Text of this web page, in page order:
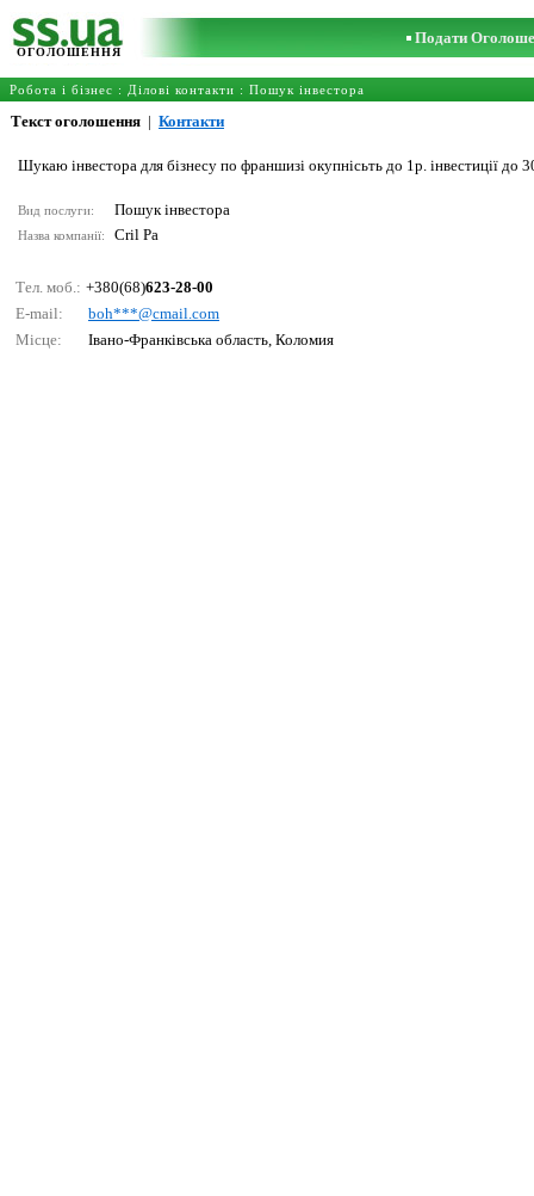
ОГОЛОШЕННЯ
Подати
Робота і бізнес : Ділові контакти : Пошук інвестора
Текст оголошення | Контакти
Шукаю інвестора для бізнесу по франшизі окупнісьть до 1р. інвестиції до
Вид послуги: Пошук інвестора
Назва компанії: Cril Pa
Тел. моб.: +380(68)623-28-00
E-mail:
bоh***@сmаil.соm
Місце:
Івано-Франківська область, Коломия